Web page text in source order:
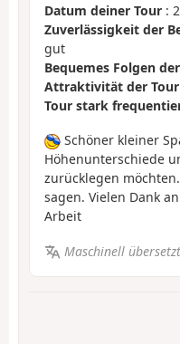
Datum deiner Tour :
Zuverlässigkeit der
gut
Bequemes Folgen
Attraktivität der Tour
Tour stark
Schöner kleiner
Höhenunterschiede
zurücklegen
sagen. Vielen Dank
Arbeit
Maschinell übersetzt